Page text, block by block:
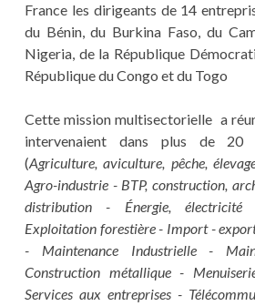
France les dirigeants de 14
du Bénin, du Burkina Faso, du
Nigeria, de la République
République du Congo et du Togo
Cette mission multisectorielle a
intervenaient dans plus de 20
(Agriculture, aviculture, pêche,
Agro-industrie - BTP, construction,
distribution - Énergie,
Exploitation forestière - Import -
- Maintenance Industrielle -
Construction métallique -
Services aux entreprises -